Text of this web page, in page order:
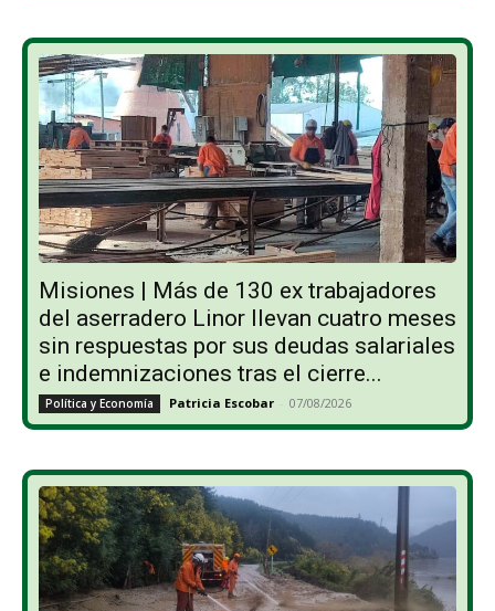
Misiones | Más de 130 ex trabajadores
del aserradero Linor llevan cuatro meses
sin respuestas por sus deudas salariales
e indemnizaciones tras el cierre...
Política y Economía Patricia Escobar - 07/08/2026